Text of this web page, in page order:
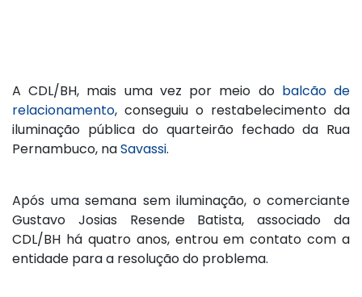
A CDL/BH, mais uma vez por meio do balcão de
relacionamento, conseguiu o restabelecimento da
iluminação pública do quarteirão fechado da Rua
Pernambuco, naSavassi.
Após uma semana sem iluminação, o comerciante
Gustavo Josias Resende Batista, associado da
CDL/BH há quatro anos, entrou em contato com a
entidade para a resolução do problema.